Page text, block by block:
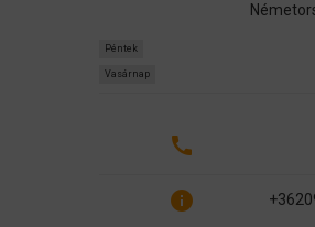
Péntek
Vasárnap
call
info